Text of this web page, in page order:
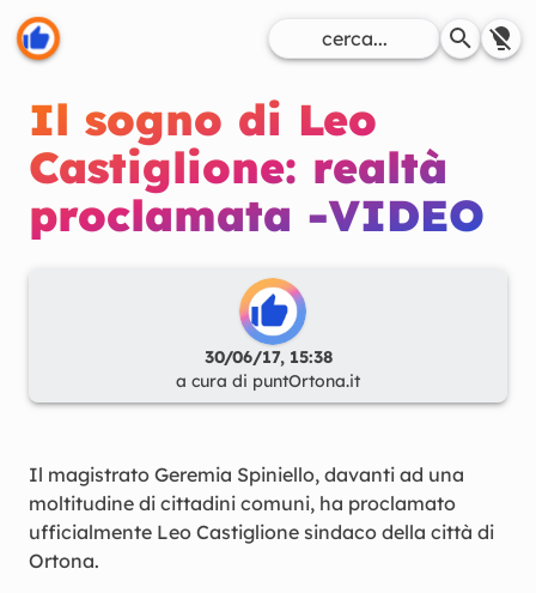
Il sogno di Leo
Castiglione: realtà
proclamata -VIDEO
30/06/17, 15:38
a cura di puntOrtona.it
Il magistrato Geremia Spiniello, davanti ad una
moltitudine di cittadini comuni, ha proclamato
ufficialmente Leo Castiglione sindaco della città di
Ortona.